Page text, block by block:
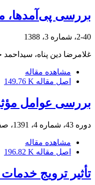
بررسی پی‌آمدها،
2-40، شماره 3، 1388
غلامرضا دین پناه،
مشاهده مقاله
اصل مقاله 149.76 K
بررسی عوامل
دوره 43، شماره 4، 1391، صفحه
مشاهده مقاله
اصل مقاله 196.82 K
تأثیر ترویج